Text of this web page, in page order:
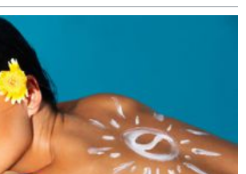
იმნაძე მკვლელია" - ეკა
"ნია იმნაძის დედას
რეანიმაციაში
ზეწარგადაფარებული შვილი არ
უნახავს" - გიგა ავალიანის
დედის პირველი კომენტარი ნია
იმნაძის დაკავებაზე